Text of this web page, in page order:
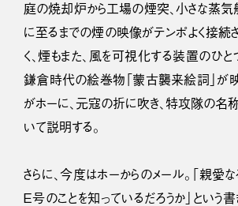
庭の焼却炉から工場の煙突、小さな蒸
に至るまでの煙の映像がテンポよく接続さ
く、煙もまた、風を可視化する装置のひとつ
鎌倉時代の絵巻物「蒙古襲来絵詞」が映
がホーに、元寇の折に吹き、特攻隊の名
いて説明する。
さらに、今度はホーからのメール。「親愛なる
Ｅ号のことを知っているだろうか」という